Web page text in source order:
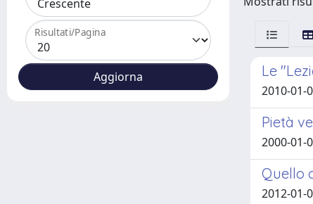
Risultati/Pagina
Le
2010-01-
Pietà
2000-01-
Quello
2012-01-